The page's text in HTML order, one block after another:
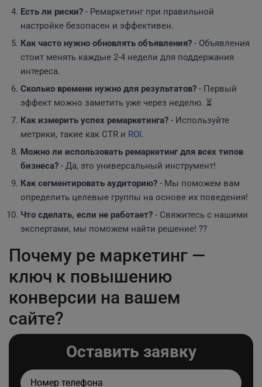
Есть ли риски? - Ремаркетинг при правильной
настройке безопасен и эффективен.
Как часто нужно обновлять объявления? - Объявления
стоит менять каждые 2-4 недели для поддержания
интереса.
Сколько времени нужно для результатов? - Первый
эффект можно заметить уже через неделю. ⏳
Как измерить успех ремаркетинга? - Используйте
метрики, такие как CTR и ROI.
Можно ли использовать ремаркетинг для всех типов
бизнеса? - Да, это универсальный инструмент!
Как сегментировать аудиторию? - Мы поможем вам
определить целевые группы на основе их поведения!
Что сделать, если не работает? - Свяжитесь с нашими
экспертами, мы поможем найти решение! ?‍?
Почему ре маркетинг —
ключ к повышению
конверсии на вашем
сайте?
Оставить заявку